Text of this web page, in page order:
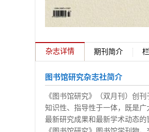
杂志详情 期刊简介
图书馆研究杂志社简介
《图书馆研究》（双月刊）创
知识性、指导性于一体，既是
最新研究成果和最新学术动态